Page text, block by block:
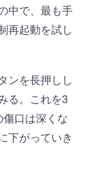
中で、最も手
再起動を試し
ンを長押しし
る。これを3
口は深くな
下がっていき